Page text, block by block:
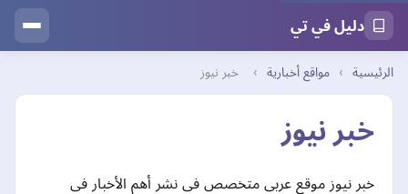
دليل في تي
الرئيسية › مواقع أخبارية › خبر نيوز
خبر نيوز
خبر نيوز موقع عربي متخصص في نشر أهم الأخبار في